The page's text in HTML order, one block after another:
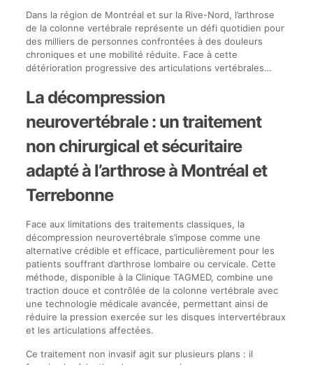
Dans la région de Montréal et sur la Rive-Nord, l’arthrose
de la colonne vertébrale représente un défi quotidien pour
des milliers de personnes confrontées à des douleurs
chroniques et une mobilité réduite. Face à cette
détérioration progressive des articulations vertébrales…
La décompression
neurovertébrale : un traitement
non chirurgical et sécuritaire
adapté à l’arthrose à Montréal et
Terrebonne
Face aux limitations des traitements classiques, la
décompression neurovertébrale s’impose comme une
alternative crédible et efficace, particulièrement pour les
patients souffrant d’arthrose lombaire ou cervicale. Cette
méthode, disponible à la Clinique TAGMED, combine une
traction douce et contrôlée de la colonne vertébrale avec
une technologie médicale avancée, permettant ainsi de
réduire la pression exercée sur les disques intervertébraux
et les articulations affectées.
Ce traitement non invasif agit sur plusieurs plans : il